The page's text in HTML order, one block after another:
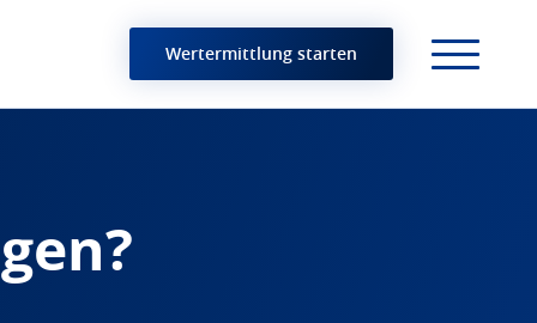
Wertermittlung starten